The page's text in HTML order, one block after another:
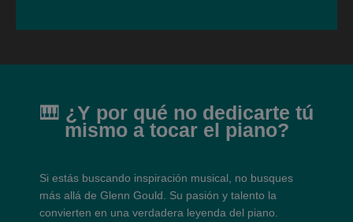
🎹 ¿Y por qué no dedicarte tú
mismo a tocar el piano?
Si estás buscando inspiración musical, no busques
más allá de Glenn Gould. Su pasión y talento la
convierten en una verdadera leyenda del piano.